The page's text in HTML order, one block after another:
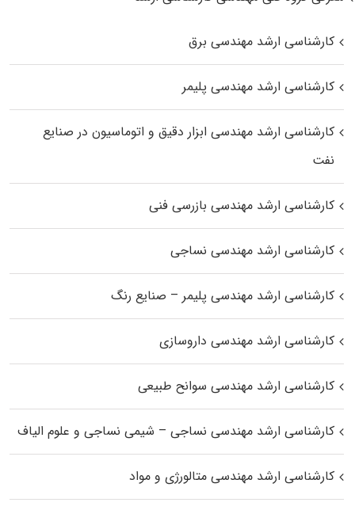
کارشناسی ارشد مهندسی برق
کارشناسی ارشد مهندسی پلیمر
کارشناسی ارشد مهندسی ابزار دقیق و اتوماسیون در صنایع
نفت
کارشناسی ارشد مهندسی بازرسی فنی
کارشناسی ارشد مهندسی نساجی
کارشناسی ارشد مهندسی پلیمر – صنایع رنگ
کارشناسی ارشد مهندسی داروسازی
کارشناسی ارشد مهندسی سوانح طبیعی
کارشناسی ارشد مهندسی نساجی – شیمی نساجی و علوم الیاف
کارشناسی ارشد مهندسی متالورژی و مواد